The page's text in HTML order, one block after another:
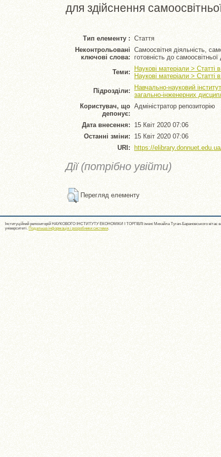
для здійснення
Тип елементу : Стаття
Неконтрольовані
ключові слова:
Самоосвітня діяльність,
готовність до
Теми:
Наукові матеріали > Статті
Наукові матеріали > Статті
Підрозділи:
Навчально-науковий
загально-інженерних
Користувач, що
депонує:
Адміністратор репозиторію
Дата внесення: 15 Квіт 2020 07:06
Останні зміни: 15 Квіт 2020 07:06
URI:
https://
Дії (потрібно увійти)
Перегляд елементу
Інституційний репозиторій НАУКОВОГО ІНСТИТУТУ ЕКОНОМІКИ І ТОРГІВЛІ імені Михайла Туган-Барановського вітає
університеті. Подальша інформація і розробники системи